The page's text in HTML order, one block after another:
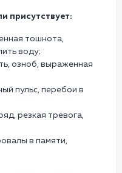
присутствует:
тошнота,
воду;
озноб, выраженная
пульс, перебои в
резкая тревога,
в памяти,